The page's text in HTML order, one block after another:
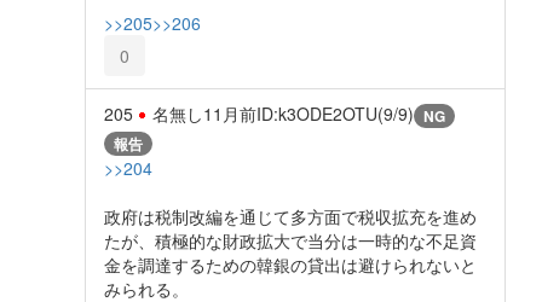
>>205>>206
0
205 名無し11月前ID:k3ODE2OTU(9/9) NG
報告
>>204
政府は税制改編を通じて多方面で税収拡充を進め
たが、積極的な財政拡大で当分は一時的な不足資
金を調達するための韓銀の貸出は避けられないと
みられる。